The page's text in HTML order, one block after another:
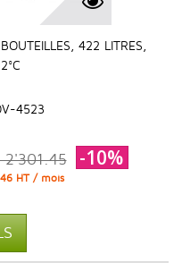
422 LITRES,
4523
2'301.45 -10%
HT / mois